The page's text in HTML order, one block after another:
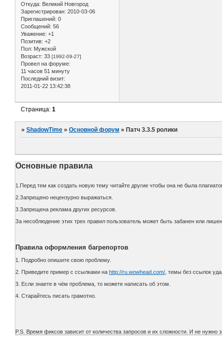
Откуда: Великий Новгород
Зарегистрирован: 2010-03-06
Приглашений: 0
Сообщений: 56
Уважение: +1
Позитив: +2
Пол: Мужской
Возраст: 33 [1992-09-27]
Провел на форуме:
11 часов 51 минуту
Последний визит:
2011-01-22 13:42:38
Страница:1
»ShadowTime »Основной форум » Патч 3.3.5 ролики
Основные правила
1.Перед тем как создать новую тему читайте другие чтобы она не была
2.Запрещено нецензурно выражаться.
3.Запрещена реклама других ресурсов.
За несоблюдение этих трех правил пользователь может быть забанен или
Правила оформления багрепортов
1. Подробно опишите свою проблему.
2. Приведите пример с ссылками на http://ru.wowhead.com/ , темы без ссылок
3. Если знаете в чём проблема, то можете написать об этом.
4. Старайтесь писать грамотно.
P.S. Время фиксов зависит от количества запросов и их сложности. И не